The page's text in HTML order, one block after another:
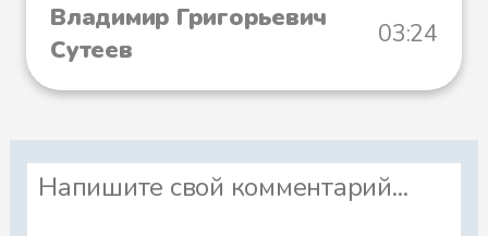
Владимир Григорьевич
Сутеев
03:24